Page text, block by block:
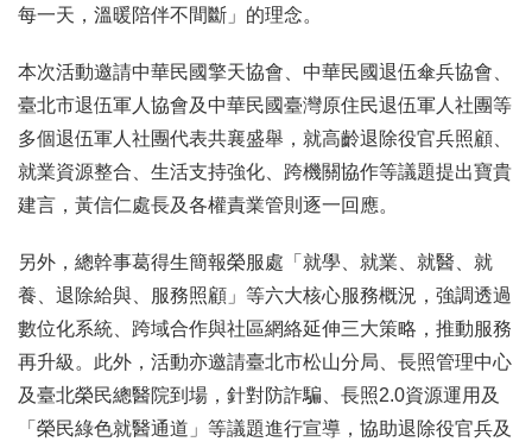
每一天，溫暖陪伴不間斷」的理念。
本次活動邀請中華民國擎天協會、中華民國退伍傘兵協會、
臺北市退伍軍人協會及中華民國臺灣原住民退伍軍人社團等
多個退伍軍人社團代表共襄盛舉，就高齡退除役官兵照顧、
就業資源整合、生活支持強化、跨機關協作等議題提出寶貴
建言，黃信仁處長及各權責業管則逐一回應。
另外，總幹事葛得生簡報榮服處「就學、就業、就醫、就
養、退除給與、服務照顧」等六大核心服務概況，強調透過
數位化系統、跨域合作與社區網絡延伸三大策略，推動服務
再升級。此外，活動亦邀請臺北市松山分局、長照管理中心
及臺北榮民總醫院到場，針對防詐騙、長照2.0資源運用及
「榮民綠色就醫通道」等議題進行宣導，協助退除役官兵及